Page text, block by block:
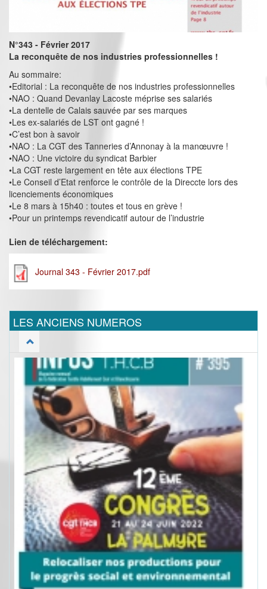
N°343 - Février 2017
La reconquête de nos industries professionnelles !
Au sommaire:
•Editorial : La reconquête de nos industries professionnelles
•NAO : Quand Devanlay Lacoste méprise ses salariés
•La dentelle de Calais sauvée par ses marques
•Les ex-salariés de LST ont gagné !
•C’est bon à savoir
•NAO : La CGT des Tanneries d’Annonay à la manœuvre !
•NAO : Une victoire du syndicat Barbier
•La CGT reste largement en tête aux élections TPE
•Le Conseil d’Etat renforce le contrôle de la Direccte lors des
licenciements économiques
•Le 8 mars à 15h40 : toutes et tous en grève !
•Pour un printemps revendicatif autour de l’industrie
Lien de téléchargement:
Journal 343 - Février 2017.pdf
LES ANCIENS NUMEROS